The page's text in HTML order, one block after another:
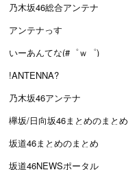
乃木坂46総合アンテナ
アンテナっす
いーあんてな(#゜ｗ゜)
!ANTENNA?
乃木坂46アンテナ
欅坂/日向坂46まとめのまとめ
坂道46まとめのまとめ
坂道46NEWSポータル